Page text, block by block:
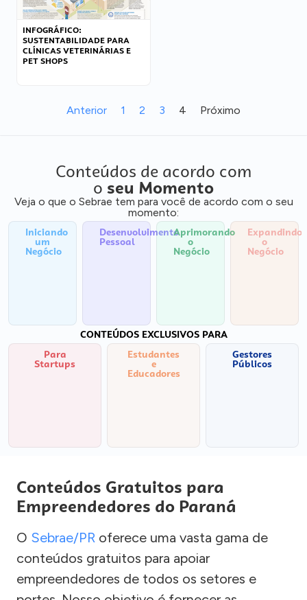
INFOGRÁFICO:
SUSTENTABILIDADE PARA
CLÍNICAS VETERINÁRIAS E
PET SHOPS
Anterior 1 2 3 4 Próximo
Conteúdos de acordo com
o seu Momento
Veja o que o Sebrae tem para você de acordo com o seu
momento:
Iniciando
um
Negócio
Desenvolvimento
Pessoal
Aprimorando
o
Negócio
Expandindo
o
Negócio
CONTEÚDOS EXCLUSIVOS PARA
Para
Startups
Estudantes
e
Educadores
Gestores
Públicos
Conteúdos Gratuitos para
Empreendedores do Paraná
O Sebrae/PR oferece uma vasta gama de
conteúdos gratuitos para apoiar
empreendedores de todos os setores e